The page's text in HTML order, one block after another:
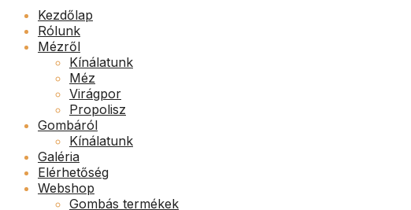
Kezdőlap
Rólunk
Mézről
Kínálatunk
Méz
Virágpor
Propolisz
Gombáról
Kínálatunk
Galéria
Elérhetőség
Webshop
Gombás termékek